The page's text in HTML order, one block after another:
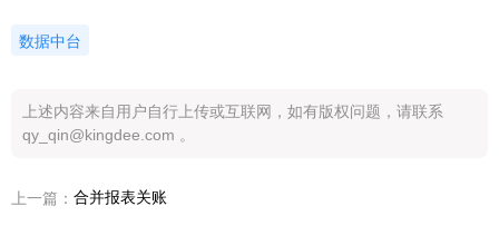
数据中台
上述内容来自用户自行上传或互联网，如有版权问题，请联系
qy_qin@kingdee.com 。
上一篇： 合并报表关账